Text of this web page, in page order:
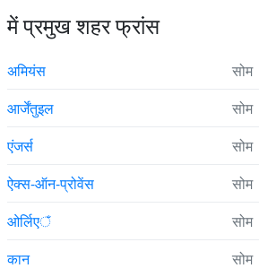
में प्रमुख शहर फ्रांस
अमियंस सोम
आर्जेंतुइल
सोम
एंजर्स
सोम
ऐक्स-ऑन-प्रोवेंस
सोम
ओर्लिएঁ
सोम
कान
सोम